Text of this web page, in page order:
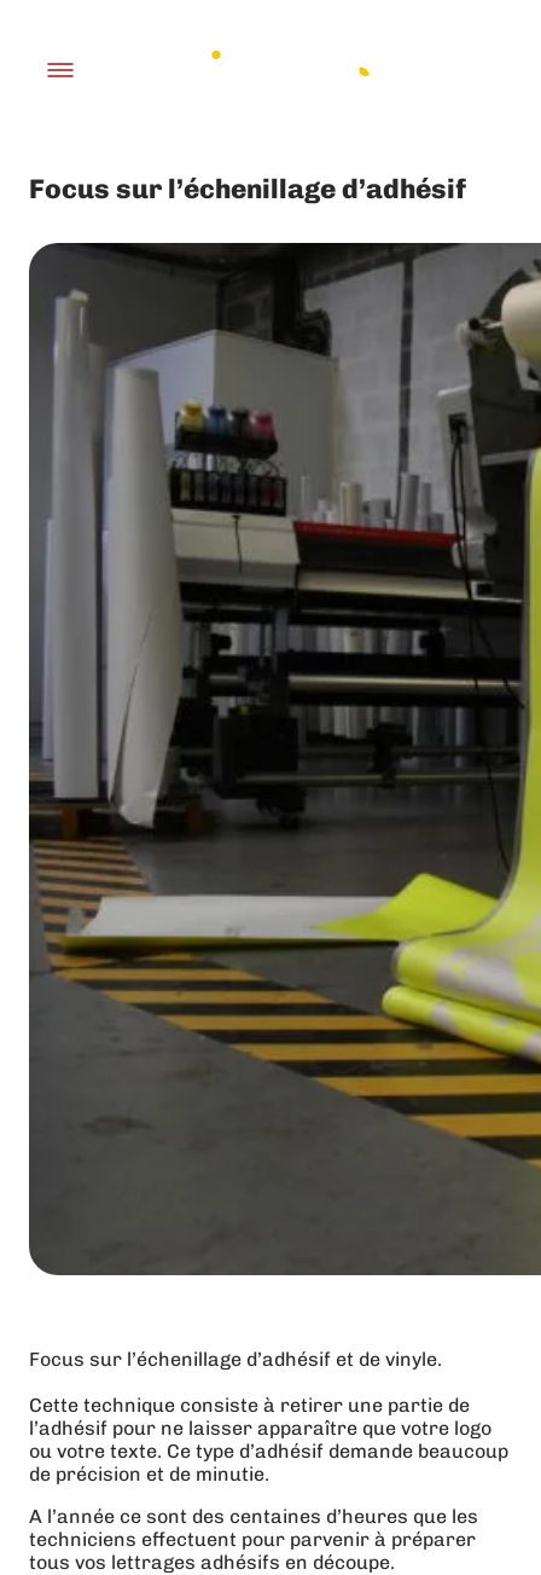
Focus sur l’échenillage d’adhésif
Focus sur l’échenillage d’adhésif et de vinyle.
Cette technique consiste à retirer une partie de
l’adhésif pour ne laisser apparaître que votre logo
ou votre texte. Ce type d’adhésif demande beaucoup
de précision et de minutie.
A l’année ce sont des centaines d’heures que les
techniciens effectuent pour parvenir à préparer
tous vos lettrages adhésifs en découpe.